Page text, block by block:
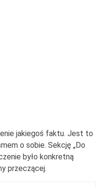
jakiegoś faktu. Jest to
o sobie. Sekcję „Do
było konkretną
przeczącej.